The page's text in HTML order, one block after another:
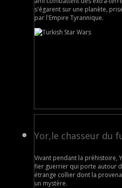
s'égarent sur une planète,
par l'Empire Tyrannique.
Yor,le chasseur du
Vivant pendant la préhistoire,
fier guerrier qui porte autour
étrange collier dont la
un mystère.